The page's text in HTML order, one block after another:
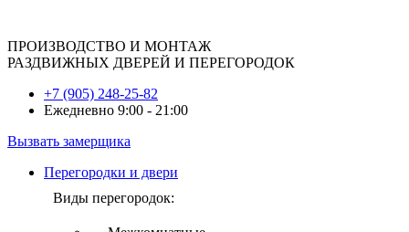
ПРОИЗВОДСТВО И МОНТАЖ
РАЗДВИЖНЫХ ДВЕРЕЙ И ПЕРЕГОРОДОК
+7 (905) 248-25-82
Ежедневно 9:00 - 21:00
Вызвать замерщика
Перегородки и двери
Виды перегородок: